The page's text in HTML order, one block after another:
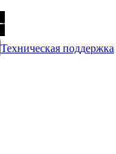
Техническая поддержка